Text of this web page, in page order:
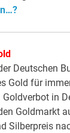
Deutschen
Gold für
Goldverbot in
Goldmarkt
Silberpreis